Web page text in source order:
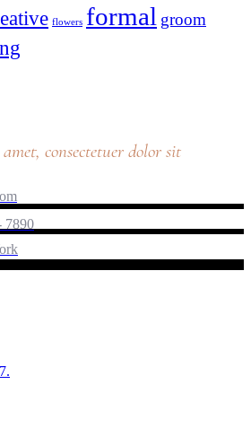
flowers formal groom
consectetuer dolor sit
7890